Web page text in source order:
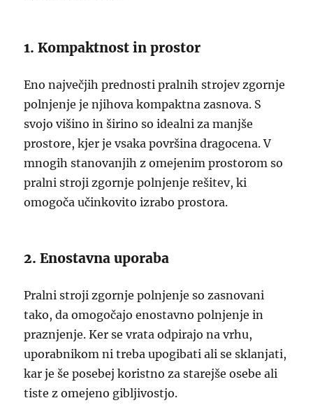
1. Kompaktnost in prostor
Eno največjih prednosti pralnih strojev zgornje
polnjenje je njihova kompaktna zasnova. S
svojo višino in širino so idealni za manjše
prostore, kjer je vsaka površina dragocena. V
mnogih stanovanjih z omejenim prostorom so
pralni stroji zgornje polnjenje rešitev, ki
omogoča učinkovito izrabo prostora.
2. Enostavna uporaba
Pralni stroji zgornje polnjenje so zasnovani
tako, da omogočajo enostavno polnjenje in
praznjenje. Ker se vrata odpirajo na vrhu,
uporabnikom ni treba upogibati ali se sklanjati,
kar je še posebej koristno za starejše osebe ali
tiste z omejeno gibljivostjo.